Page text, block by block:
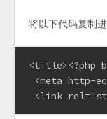
将以下代码复制
<meta http-
<link